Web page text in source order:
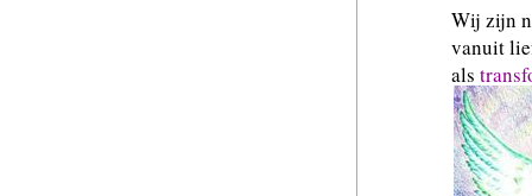
Wij zijn
vanuit
als